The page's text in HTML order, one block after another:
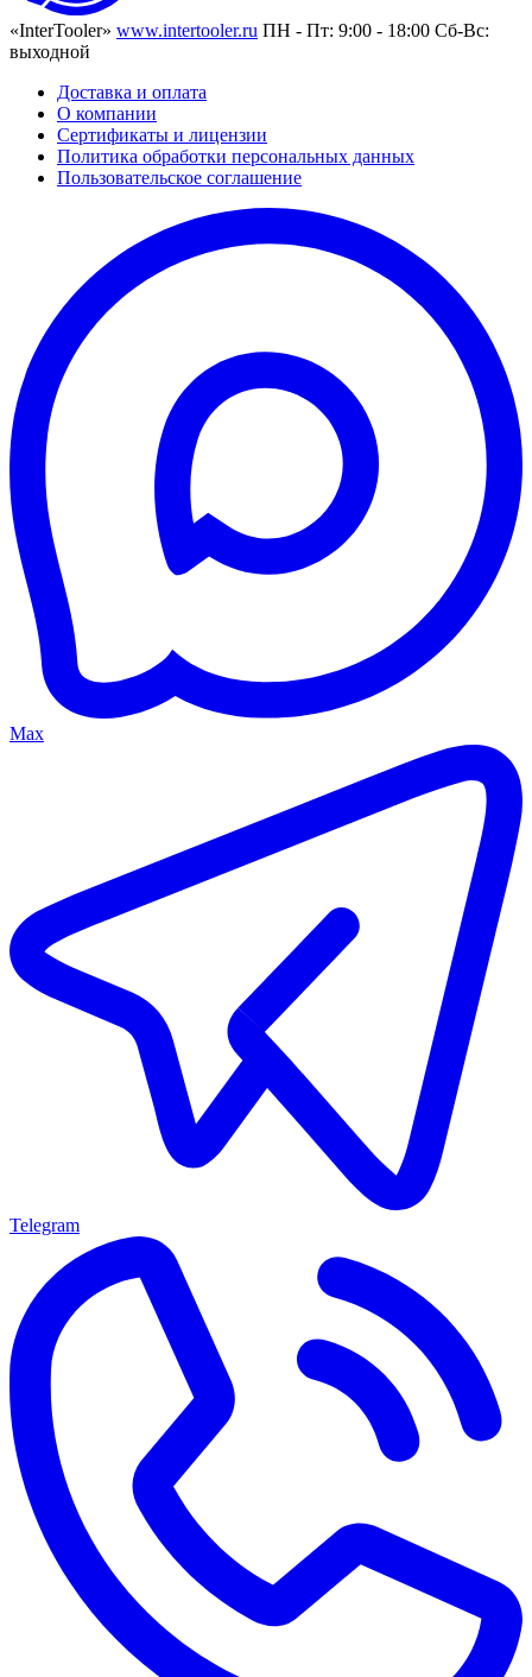
«InterTooler» www.intertooler.ru ПН - Пт: 9:00 - 18:00 Сб-Вс:
выходной
Доставка и оплата
О компании
Сертификаты и лицензии
Политика обработки персональных данных
Пользовательское соглашение
Max
Telegram